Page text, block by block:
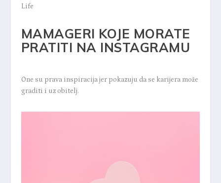
Life
MAMAGERI KOJE MORATE
PRATITI NA INSTAGRAMU
One su prava inspiracija jer pokazuju da se karijera može
graditi i uz obitelj.